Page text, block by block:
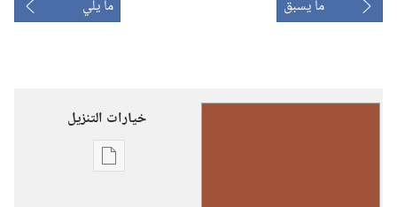
ما يسبق ما يلي
خيارات التنزيل
خيارات